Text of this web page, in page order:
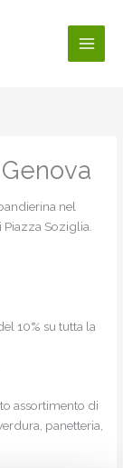
nel
Piazza Soziglia.
10% su tutta la
assortimento di
panetteria,